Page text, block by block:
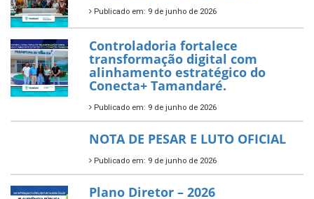
município.
Publicado em: 10 de junho de 2026
Prefeitura de Tamandaré abre
inscrições para o Festival
Multicultural PNAB 2026
Publicado em: 9 de junho de 2026
🌳🌱 Projeto Arborização Urbana!
Publicado em: 9 de junho de 2026